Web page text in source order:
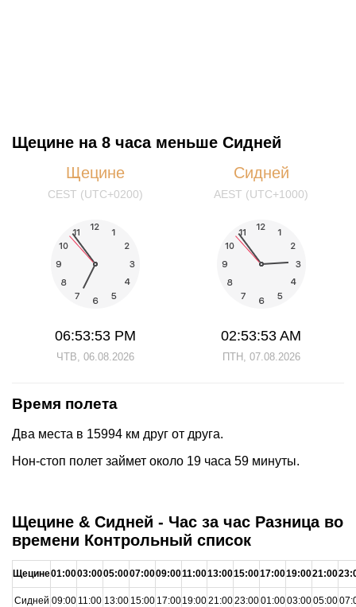
Щецине на 8 часа меньше Сидней
Щецине
CEST (UTC+0200)
06:53:54 PM
ЧТВ, 06.08.2026
Сидней
AEST (UTC+1000)
02:53:54 AM
ПТН, 07.08.2026
Время полета
Два места в 15994 км друг от друга.
Нон-стоп полет займет около 19 часа 59 минуты.
Щецине & Сидней - Час за час Разница во
времени Контрольный список
Щецине01:0003:0005:0007:0009:0011:0013:0015:0017:0019:0021:00
Сидней 09:00 11:00 13:00 15:00 17:0019:0021:0023:0001:0003:0005:00